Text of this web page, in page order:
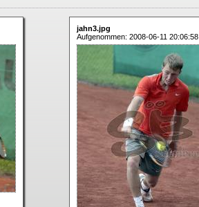
jahn3.jpg
Aufgenommen: 2008-06-11 20:06:58